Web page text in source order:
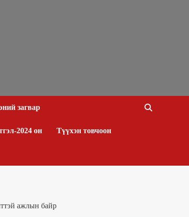
загвар
2024 он Түүхэн товчоон
ажлын байр